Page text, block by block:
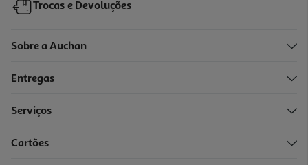
-19%
Trocas e Devoluções
Sobre a Auchan
Entregas
Serviços
Cartões